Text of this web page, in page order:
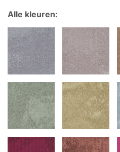
Alle kleuren: